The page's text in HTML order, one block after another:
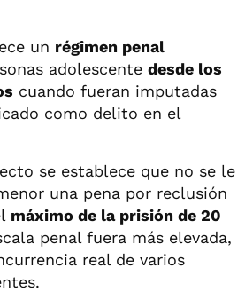
un régimen penal
adolescente desde los
cuando fueran imputadas
como delito en el
se establece que no se le
una pena por reclusión
máximo de la prisión de 20
penal fuera más elevada,
real de varios